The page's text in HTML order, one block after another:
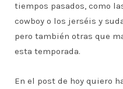
tiempos pasados, como
cowboy o los jerséis y
pero también otras que
esta temporada.
En el post de hoy quiero